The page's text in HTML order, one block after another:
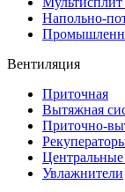
Напольно-
Вентиляция
Приточная
Вытяжная
Приточно-
Увлажнители